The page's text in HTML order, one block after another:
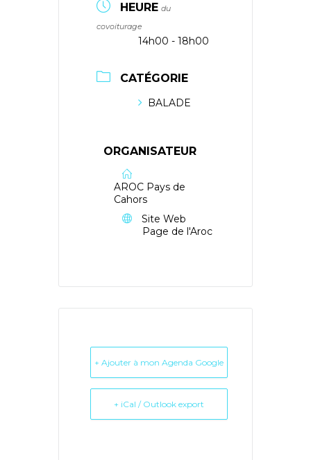
HEURE du
covoiturage
14h00 - 18h00
CATÉGORIE
BALADE
ORGANISATEUR
AROC Pays de
Cahors
Site Web
Page de l'Aroc
+ Ajouter à mon Agenda Google
+ iCal / Outlook export